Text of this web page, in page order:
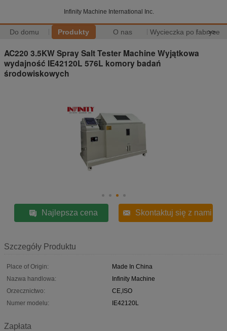
Infinity Machine International Inc.
Do domu Produkty O nas Wycieczka po fabryce
>>
AC220 3.5KW Spray Salt Tester Machine Wyjątkowa
wydajność IE42120L 576L komory badań
środowiskowych
Najlepsza cena Skontaktuj się z nami
Szczegóły Produktu
Place of Origin:
Made In China
Nazwa handlowa:
Infinity Machine
Orzecznictwo:
CE,ISO
Numer modelu:
IE42120L
Zapłata